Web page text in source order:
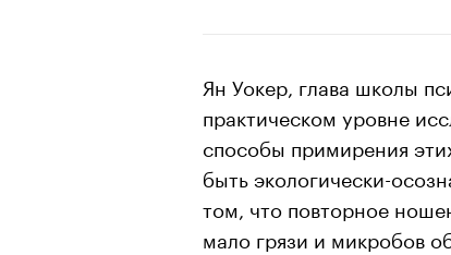
Ян Уокер, глава школы
практическом уровне
способы примирения
быть экологически-
том, что повторное
мало грязи и микробов